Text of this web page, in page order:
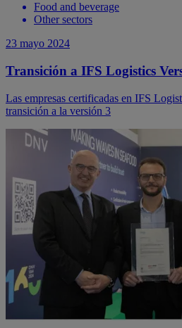
Food and beverage
Other sectors
23 mayo 2024
Transición a IFS Logistics
Las empresas certificadas en IFS
transición a la versión 3